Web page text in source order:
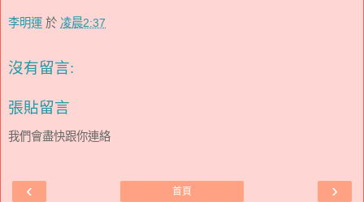
李明運 於 凌晨2:37
沒有留言:
張貼留言
我們會盡快跟你連絡
‹ ›
首頁